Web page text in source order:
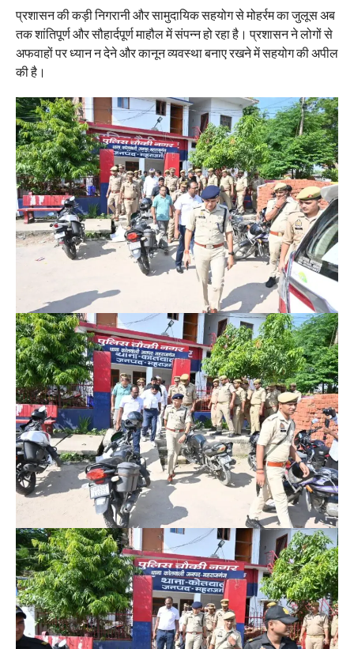
प्रशासन की कड़ी निगरानी और सामुदायिक सहयोग से मोहर्रम का जुलूस अब
तक शांतिपूर्ण और सौहार्दपूर्ण माहौल में संपन्न हो रहा है। प्रशासन ने लोगों से
अफवाहों पर ध्यान न देने और कानून व्यवस्था बनाए रखने में सहयोग की अपील
की है।